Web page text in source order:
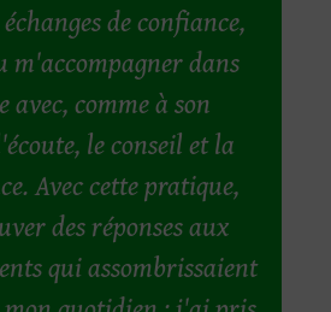
de confiance,
m'accompagner dans
avec, comme à son
le conseil et la
Avec cette pratique,
des réponses aux
qui assombrissaient